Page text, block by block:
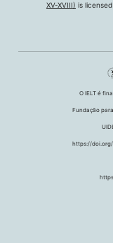
XV-XVIII) is
O IELT é
Fundação
https://